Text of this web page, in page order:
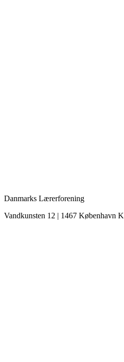
Danmarks Lærerforening
Vandkunsten 12 | 1467 København K